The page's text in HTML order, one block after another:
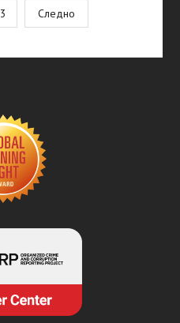
3 Следно